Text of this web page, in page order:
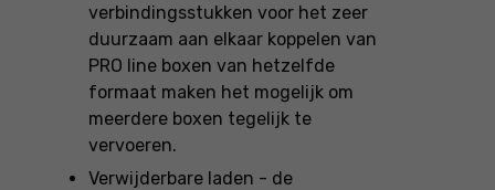
verbindingsstukken voor het zeer
duurzaam aan elkaar koppelen van
PRO line boxen van hetzelfde
formaat maken het mogelijk om
meerdere boxen tegelijk te
vervoeren.
Verwijderbare laden - de